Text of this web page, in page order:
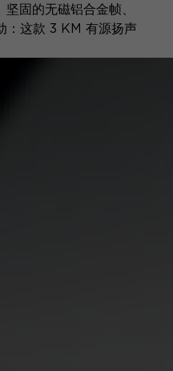
固的无磁铝合金帧、
：这款 3 KM 有源扬声